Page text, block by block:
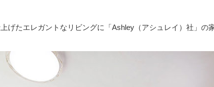
げたエレガントなリビングに「Ashley（アシュレイ）社」の